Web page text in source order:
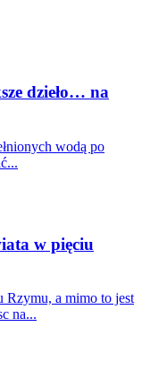
dzieło… na
wodą po
w pięciu
Rzymu, a mimo to jest
na...